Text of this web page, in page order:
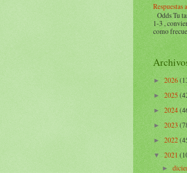
Odds Tu
1-3 ,
como
►2026
►2025
►2024
►2023
►2022
▼2021
►